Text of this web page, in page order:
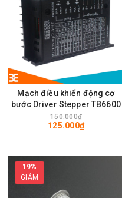
Mạch điều khiển động cơ
bước Driver Stepper TB6600
150.000₫
125.000₫
19%
GIẢM